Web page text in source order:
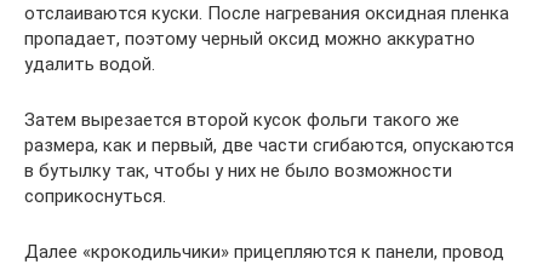
отслаиваются куски. После нагревания оксидная пленка
пропадает, поэтому черный оксид можно аккуратно
удалить водой.
Затем вырезается второй кусок фольги такого же
размера, как и первый, две части сгибаются, опускаются
в бутылку так, чтобы у них не было возможности
соприкоснуться.
Далее «крокодильчики» прицепляются к панели, провод